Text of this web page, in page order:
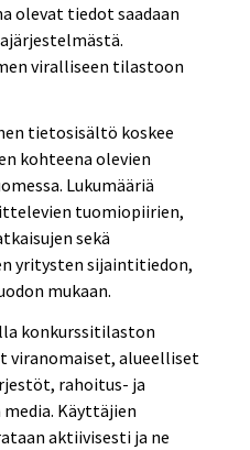
olevat tiedot saadaan
viralliseen tilastoon
tietosisältö koskee
kohteena olevien
Lukumääriä
tuomiopiirien,
sekä
yritysten sijaintitiedon,
mukaan.
konkurssitilaston
viranomaiset, alueelliset
rahoitus- ja
Käyttäjien
aktiivisesti ja ne